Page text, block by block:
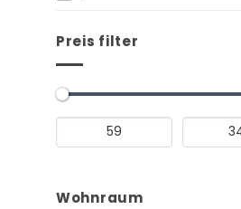
Preis filter
Wohnraum